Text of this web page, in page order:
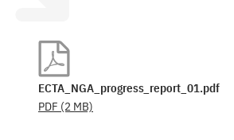
ECTA_NGA_progress_report_01.pdf
PDF (2 MB)